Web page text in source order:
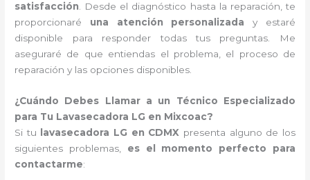
satisfacción . Desde el diagnóstico hasta la reparación, te
proporcionaré una atención personalizada y estaré
disponible para responder todas tus preguntas. Me
aseguraré de que entiendas el problema, el proceso de
reparación y las opciones disponibles.
¿Cuándo Debes Llamar a un Técnico Especializado
para Tu Lavasecadora LG en Mixcoac?
Si tu
lavasecadora LG en CDMX presenta alguno de los
siguientes problemas, es el momento perfecto para
contactarme: